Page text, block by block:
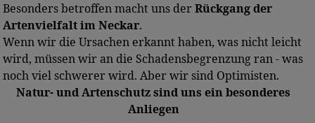
Besonders betroffen macht uns der Rückgang der
Artenvielfalt im Neckar.
Wenn wir die Ursachen erkannt haben, was nicht leicht
wird, müssen wir an die Schadensbegrenzung ran - was
noch viel schwerer wird. Aber wir sind Optimisten.
Natur- und Artenschutz sind uns ein besonderes
Anliegen